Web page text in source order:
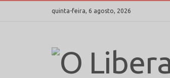
quinta-feira, 6 agosto, 2026